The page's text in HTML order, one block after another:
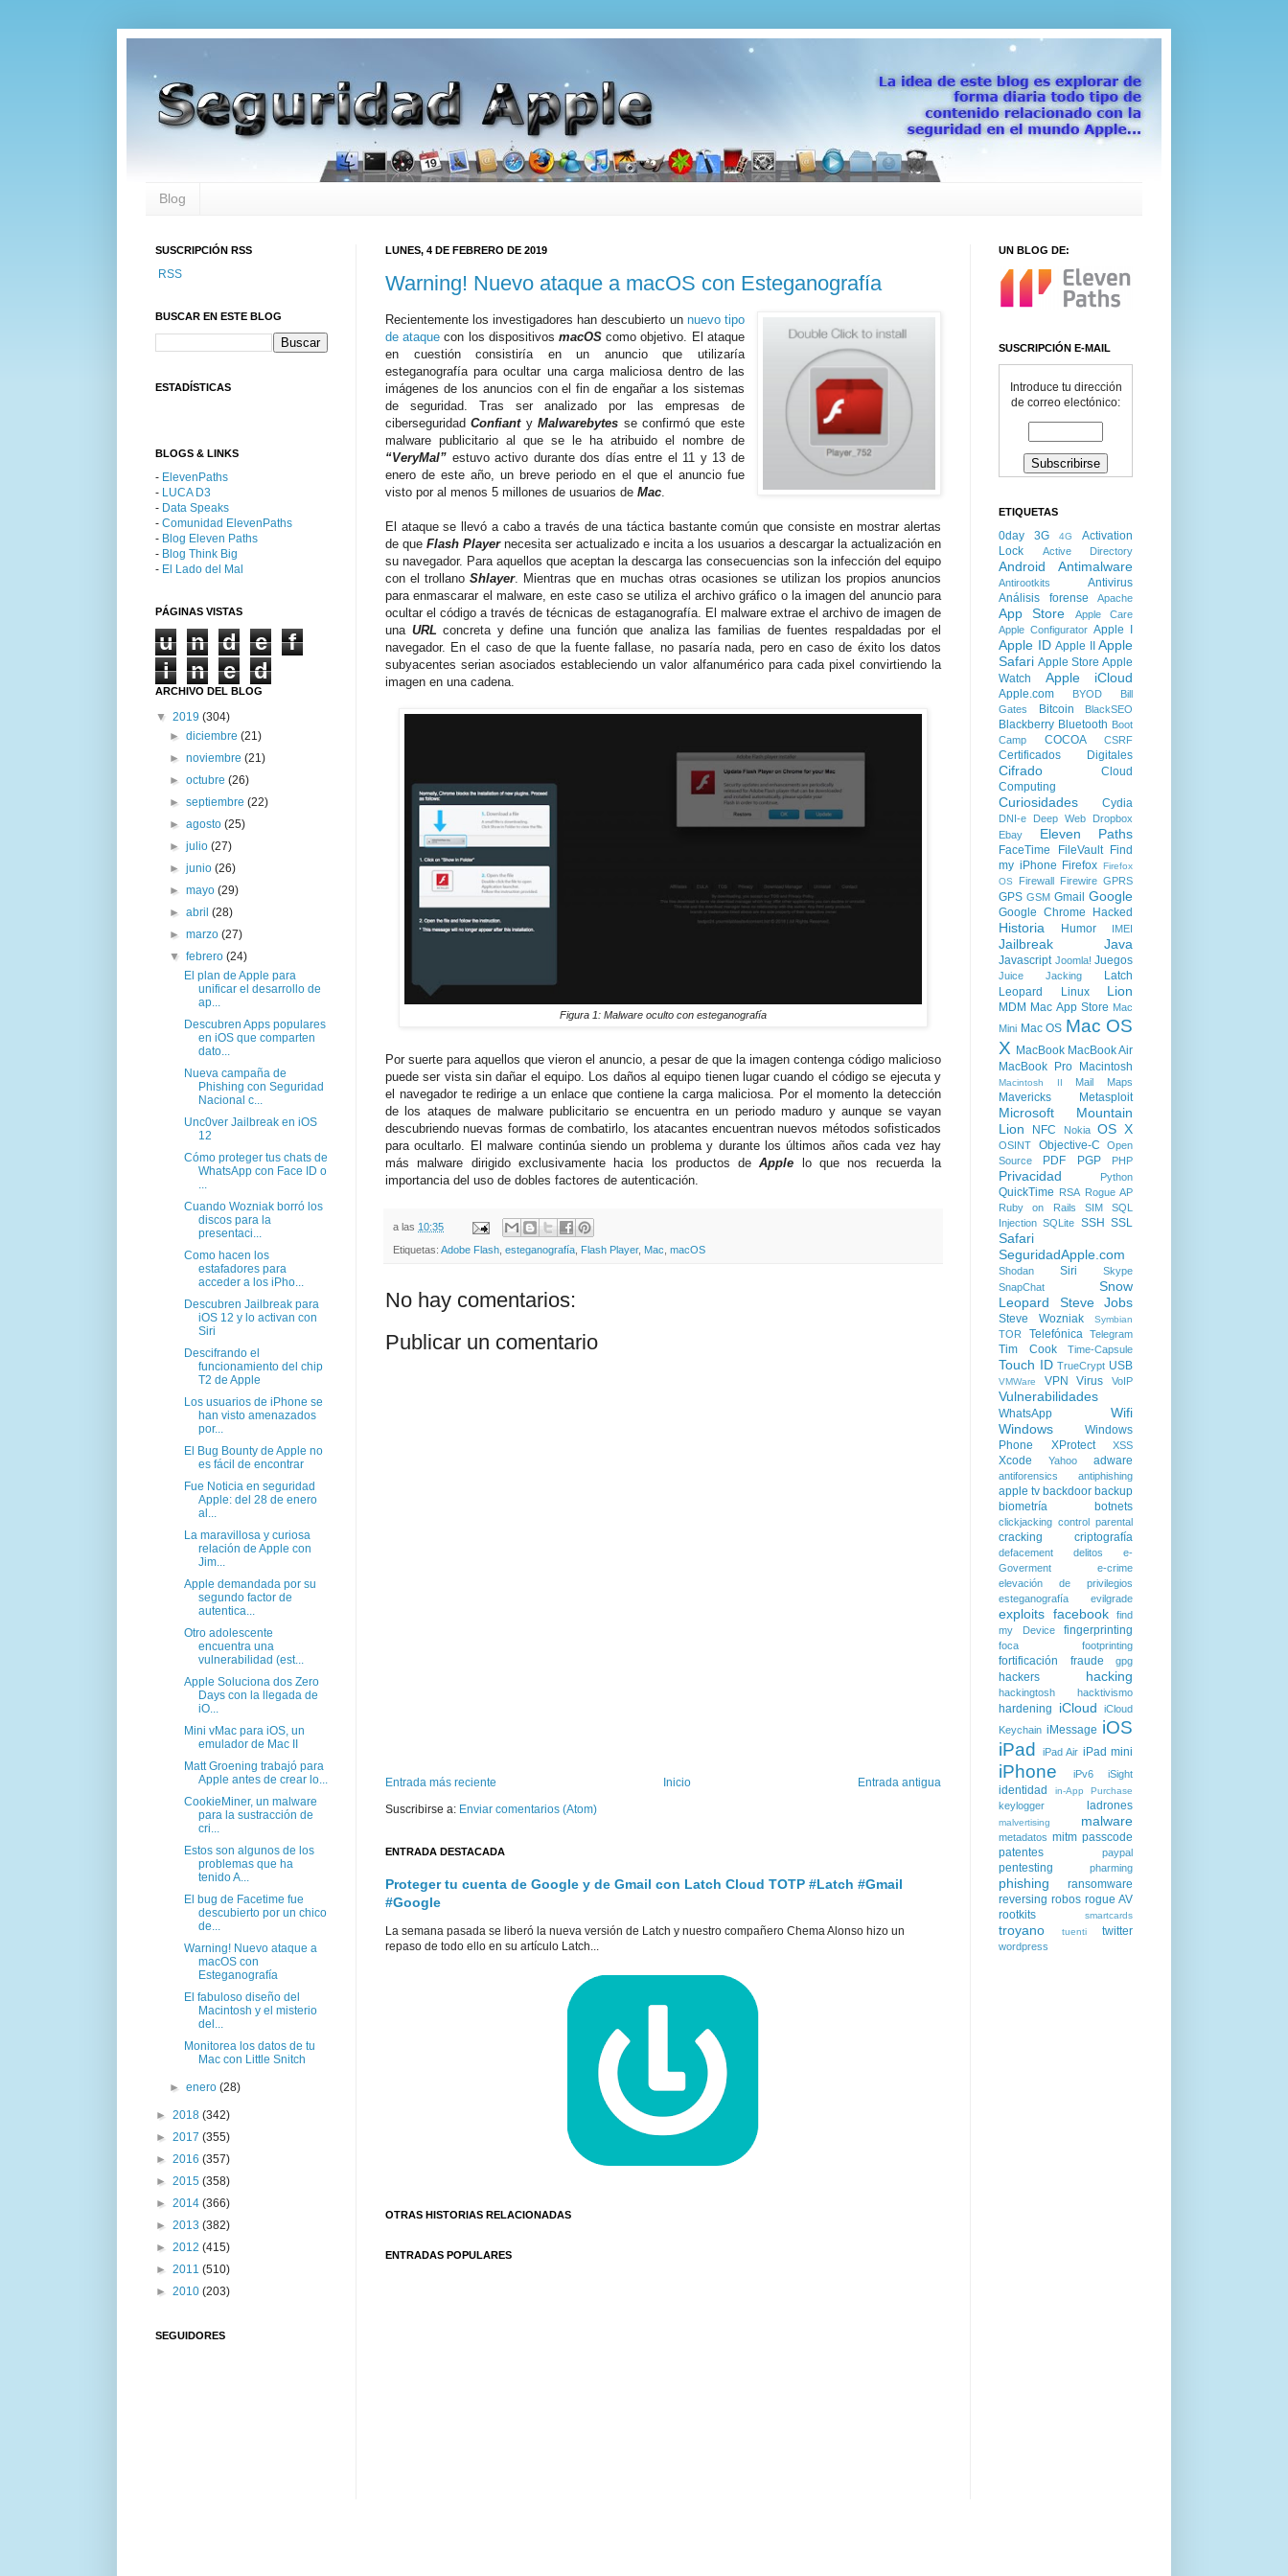
Blog
LUNES, 4 DE FEBRERO DE 2019
Warning! Nuevo ataque a macOS con Esteganografía
Recientemente los investigadores han descubierto un nuevo tipo
de ataque con los dispositivosmacOScomo objetivo. El ataque
en cuestión consistiría en un anuncio que utilizaría
esteganografía para ocultar una carga maliciosa dentro de las
imágenes de los anuncios con el fin de engañar a los sistemas
de seguridad. Tras ser analizado por las empresas de
ciberseguridadConfiant yMalwarebytes se confirmó que este
malware publicitario al que se le ha atribuido el nombre de
“VeryMal” estuvo activo durante dos días entre el 11 y 13 de
enero de este año, un breve periodo en el que el anuncio fue
visto por al menos 5 millones de usuarios de Mac.
El ataque se llevó a cabo a través de una táctica bastante común que consiste en mostrar alertas
de que Flash Playernecesita ser actualizado e incita a los usuarios a descargar la actualización en
su navegador. Para aquellos que aceptan la descarga las consecuencias son la infección del equipo
con el trollanoShlayer. Mientras que en muchas otras ocasiones se utilizan los propios anuncios
para enmascarar el malware, en este caso se utiliza el archivo gráfico o la imagen del anuncio para
ocultar el código a través de técnicas de estaganografía. El malware extrae el archivo de imagen de
una URLconcreta y define una función que analiza las familias de fuentes respaldadas por el
navegador. En el caso de que la fuente fallase, no pasaría nada, pero en caso de éxito los datos
subyacentes serian asociados estableciendo un valor alfanumérico para cada pixel convirtiendo la
imagen en una cadena.
Figura 1: Malware oculto con esteganografía
Por suerte para aquellos que vieron el anuncio, a pesar de que la imagen contenga código malicioso
puede ser vista sin dañar el equipo. Los daños al equipo tienen lugar cuando el código se ejecuta y
el navegador te redirige a un enlace que contiene la carga maliciosa. Por el momento la detección
de los ataques de malware publicitario se encuentra en un periodo maduro y aunque se vayan
descubriendo nuevas formas de combatirlo, los atacantes encuentran nuevos métodos sofisticados
para ocultarlo. El malware continúa siendo un problema y durante los últimos años cada vez hay
más malware dirigido exclusivamente hacia los productos deApple
lo que nos recuerda la
importancia del uso de dobles factores de autenticación.
a las 10:35
Etiquetas: Adobe Flash, esteganografía, Flash Player, Mac, macOS
No hay comentarios:
Publicar un comentario
Entrada más reciente Entrada antigua
Inicio
Suscribirse a: Enviar comentarios (Atom)
ENTRADA DESTACADA
Proteger tu cuenta de Google y de Gmail con Latch Cloud TOTP #Latch #Gmail
#Google
La semana pasada se liberó la nueva versión de Latch y nuestro compañero Chema Alonso hizo un
repaso de todo ello en su artículo Latch...
OTRAS HISTORIAS RELACIONADAS
ENTRADAS POPULARES
SUSCRIPCIÓN RSS
RSS
BUSCAR EN ESTE BLOG
ESTADÍSTICAS
BLOGS & LINKS
- ElevenPaths
- LUCA D3
- Data Speaks
- Comunidad ElevenPaths
- Blog Eleven Paths
- Blog Think Big
- El Lado del Mal
PÁGINAS VISTAS
u n d e
f
i
n e d
ARCHIVO DEL BLOG
▼ 2019 (304)
►diciembre(21)
►noviembre(21)
►octubre(26)
►septiembre(22)
►agosto(25)
►julio(27)
►junio(26)
►mayo(29)
►abril(28)
►marzo(27)
▼febrero(24)
El plan de Apple para
unificar el desarrollo de
ap...
Descubren Apps populares
en iOS que comparten
dato...
Nueva campaña de
Phishing con Seguridad
Nacional c...
Unc0ver Jailbreak en iOS
12
Cómo proteger tus chats de
WhatsApp con Face ID o
Cuando Wozniak borró los
discos para la
presentaci...
Como hacen los
estafadores para
acceder a los iPho...
Descubren Jailbreak para
iOS 12 y lo activan con
Siri
Descifrando el
funcionamiento del chip
T2 de Apple
Los usuarios de iPhone se
han visto amenazados
por...
El Bug Bounty de Apple no
es fácil de encontrar
Fue Noticia en seguridad
Apple: del 28 de enero
al...
La maravillosa y curiosa
relación de Apple con
Jim...
Apple demandada por su
segundo factor de
autentica...
Otro adolescente
encuentra una
vulnerabilidad (est...
Apple Soluciona dos Zero
Days con la llegada de
iO...
Mini vMac para iOS, un
emulador de Mac II
Matt Groening trabajó para
Apple antes de crear lo...
CookieMiner, un malware
para la sustracción de
cri...
Estos son algunos de los
problemas que ha
tenido A...
El bug de Facetime fue
descubierto por un chico
de...
Warning! Nuevo ataque a
macOS con
Esteganografía
El fabuloso diseño del
Macintosh y el misterio
del...
Monitorea los datos de tu
Mac con Little Snitch
►enero(28)
► 2018 (342)
► 2017 (355)
► 2016 (357)
► 2015 (358)
► 2014 (366)
► 2013 (382)
► 2012 (415)
► 2011 (510)
► 2010 (203)
SEGUIDORES
UN BLOG DE:
SUSCRIPCIÓN E-MAIL
Introduce tu dirección
de correo electónico:
ETIQUETAS
0day 3G 4G
Activation
Lock
Active Directory
Android Antimalware
Antirootkits
Antivirus
Análisis forense
Apache
App Store
Apple Care
Apple Configurator Apple I
Apple ID Apple II
Apple
Safari Apple Store Apple
Watch
Apple iCloud
Apple.com BYOD
Bill
Gates
Bitcoin BlackSEO
Blackberry Bluetooth Boot
Camp
COCOA CSRF
Certificados Digitales
Cifrado
Cloud
Computing
Curiosidades Cydia
DNI-e Deep Web
Dropbox
Ebay
Eleven Paths
FaceTime FileVault
Find
my iPhone Firefox Firefox
OS
Firewall Firewire GPRS
GPS GSM Gmail Google
Google Chrome Hacked
Historia Humor IMEI
Jailbreak Java
Javascript Joomla! Juegos
Juice Jacking
Latch
Leopard
Linux Lion
MDM Mac App Store Mac
Mini Mac OS Mac OS
X MacBook MacBook Air
MacBook Pro
Macintosh
Macintosh II Mail Maps
Mavericks Metasploit
Microsoft
Mountain
Lion
NFC Nokia OS X
OSINT Objective-C
Open
Source
PDF PGP PHP
Privacidad Python
QuickTime RSA Rogue AP
Ruby on Rails
SIM
SQL
Injection SQLite SSH SSL
Safari
SeguridadApple.com
Shodan Siri
Skype
SnapChat
Snow
Leopard
Steve Jobs
Steve Wozniak Symbian
TOR Telefónica Telegram
Tim Cook Time-Capsule
Touch ID TrueCrypt USB
VMWare VPN Virus VoIP
Vulnerabilidades
WhatsApp
Wifi
Windows
Windows
Phone
XProtect XSS
Xcode Yahoo adware
antiforensics antiphishing
apple tv backdoor backup
biometría
botnets
clickjacking control parental
cracking criptografía
defacement delitos
e-
Goverment
e-crime
elevación de privilegios
esteganografía
evilgrade
exploits facebook
find
my Device
fingerprinting
foca footprinting
fortificación fraude gpg
hackers hacking
hackingtosh hacktivismo
hardening iCloud
iCloud
Keychain iMessage iOS
iPad
iPad Air iPad mini
iPhone iPv6 iSight
identidad in-App Purchase
keylogger ladrones
malvertising malware
metadatos mitm passcode
patentes
paypal
pentesting pharming
phishing
ransomware
reversing robos rogue AV
rootkits
smartcards
troyano tuenti twitter
wordpress